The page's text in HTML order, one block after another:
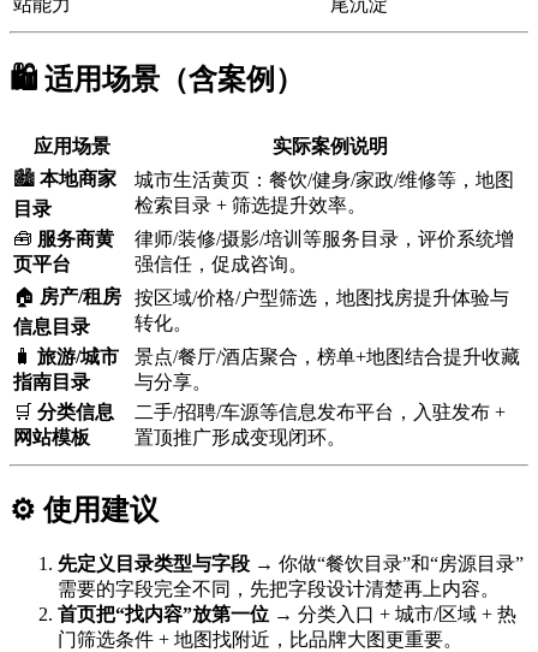
🛍️ 适用场景（含案例）
应用场景
实际案例说明
🏙️ 本地商家
目录
城市生活黄页：餐饮/健身/家政/维修等，地图
检索目录 + 筛选提升效率。
🧰 服务商黄
页平台
律师/装修/摄影/培训等服务目录，评价系统增
强信任，促成咨询。
🏠 房产/租房
信息目录
按区域/价格/户型筛选，地图找房提升体验与
转化。
🧳 旅游/城市
指南目录
景点/餐厅/酒店聚合，榜单+地图结合提升收藏
与分享。
🛒 分类信息
网站模板
二手/招聘/车源等信息发布平台，入驻发布 +
置顶推广形成变现闭环。
⚙️ 使用建议
先定义目录类型与字段 → 你做“餐饮目录”和“房源目录”
需要的字段完全不同，先把字段设计清楚再上内容。
首页把“找内容”放第一位 → 分类入口 + 城市/区域 + 热
门筛选条件 + 地图找附近，比品牌大图更重要。